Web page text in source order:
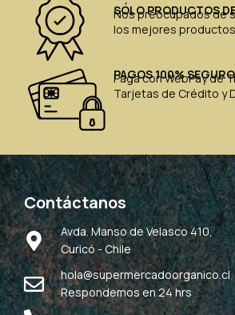
SÓLO PRODUCTOS
Nos preocupados de
los mejores
PAGOS 100%
Paga con WebPay de
Tarjetas de Crédito y
Contáctanos
Avda. Manso de Velasco 410,
Curicó - Chile
hola@supermercadoorganico.cl
Respondemos en 24 hrs